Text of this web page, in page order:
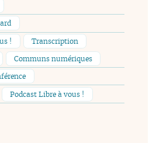
!
Transcription
Communs numériques
Podcast Libre à vous !